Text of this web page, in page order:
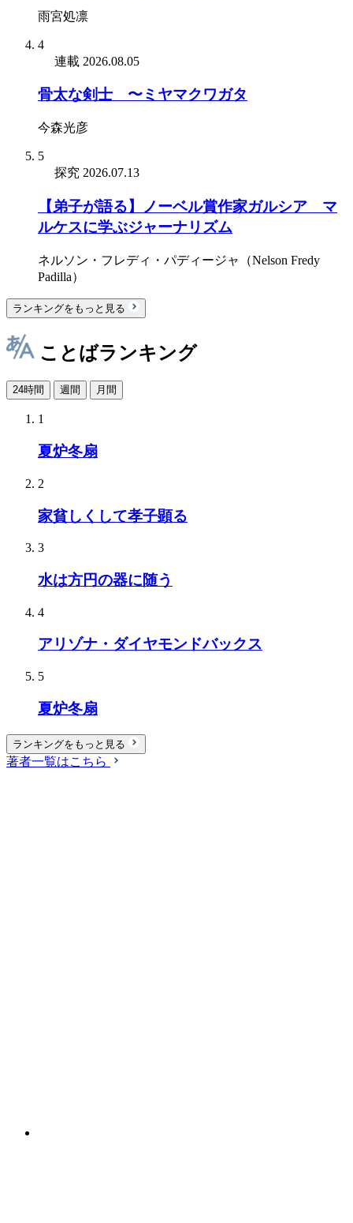
雨宮処凛
4
連載 2026.08.05
骨太な剣士 〜ミヤマクワガタ
今森光彦
5
探究 2026.07.13
【弟子が語る】ノーベル賞作家ガルシア゠マ
ルケスに学ぶジャーナリズム
ネルソン・フレディ・パディージャ（Nelson Fredy
Padilla）
ランキングをもっと見る
ことばランキング
24時間 週間 月間
1
夏炉冬扇
2
家貧しくして孝子顕る
3
水は方円の器に随う
4
アリゾナ・ダイヤモンドバックス
5
夏炉冬扇
ランキングをもっと見る
著者一覧はこちら